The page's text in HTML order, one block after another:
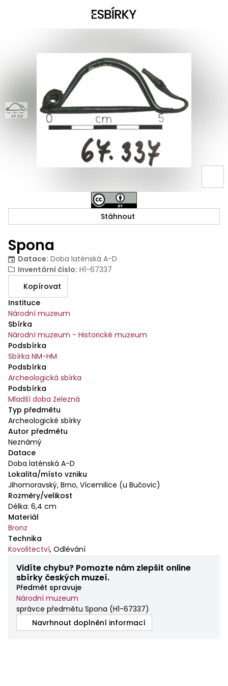
Spona
Datace: Doba laténská A-D
Inventární číslo: H1-67337
Kopírovat
Instituce
Národní muzeum
Sbírka
Národní muzeum - Historické muzeum
Podsbírka
Sbírka NM-HM
Podsbírka
Archeologická sbírka
Podsbírka
Mladší doba železná
Typ předmětu
Archeologické sbírky
Autor předmětu
Neznámý
Datace
Doba laténská A-D
Lokalita/místo vzniku
Jihomoravský, Brno, Vícemilice (u Bučovic)
Rozměry/velikost
Délka: 6,4 cm
Materiál
Bronz
Technika
Kovolitectví, Odlévání
Vidíte chybu? Pomozte nám zlepšit online
sbírky českých muzeí.
Předmět spravuje
Národní muzeum
správce předmětu Spona (H1-67337)
Navrhnout doplnění informací
Stáhnout